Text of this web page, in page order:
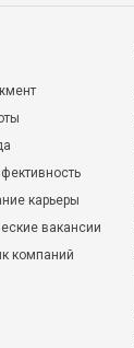
карьеры
вакансии
компаний